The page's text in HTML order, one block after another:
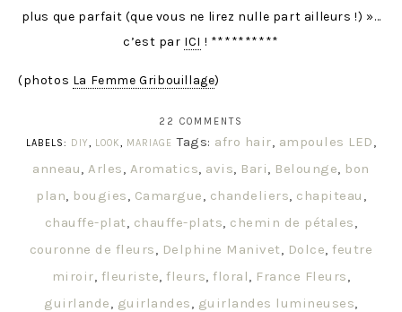
plus que parfait (que vous ne lirez nulle part ailleurs !) »…
c’est par ICI ! **********
(photos La Femme Gribouillage)
22 COMMENTS
LABELS: DIY, LOOK, MARIAGE Tags: afro hair, ampoules LED,
anneau,Arles, Aromatics, avis, Bari, Belounge, bon
plan, bougies, Camargue, chandeliers, chapiteau ,
chauffe-plat, chauffe-plats, chemin de pétales,
couronne de fleurs, Delphine Manivet, Dolce,feutre
miroir, fleuriste,fleurs,floral, France Fleurs,
guirlande, guirlandes, guirlandes lumineuses,